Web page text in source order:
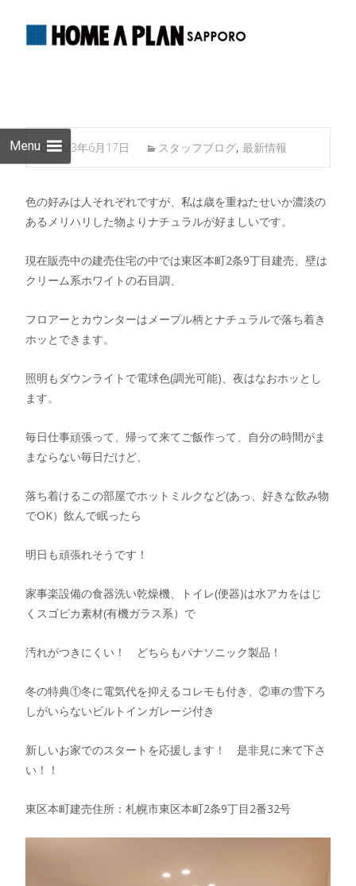
Menu 2023年6月17日 スタッフブログ, 最新情報
色の好みは人それぞれですが、私は歳を重ねたせいか濃淡の
あるメリハリした物よりナチュラルが好ましいです。
現在販売中の建売住宅の中では東区本町2条9丁目建売、壁は
クリーム系ホワイトの石目調、
フロアーとカウンターはメープル柄とナチュラルで落ち着き
ホッとできます。
照明もダウンライトで電球色(調光可能)、夜はなおホッとし
ます。
毎日仕事頑張って、帰って来てご飯作って、自分の時間がま
まならない毎日だけど、
落ち着けるこの部屋でホットミルクなど(あっ、好きな飲み物
でOK）飲んで眠ったら
明日も頑張れそうです！
家事楽設備の食器洗い乾燥機、トイレ(便器)は水アカをはじ
くスゴピカ素材(有機ガラス系）で
汚れがつきにくい！ どちらもパナソニック製品！
冬の特典①冬に電気代を抑えるコレモも付き、②車の雪下ろ
しがいらないビルトインガレージ付き
新しいお家でのスタートを応援します！ 是非見に来て下さ
い！！
東区本町建売住所：札幌市東区本町2条9丁目2番32号